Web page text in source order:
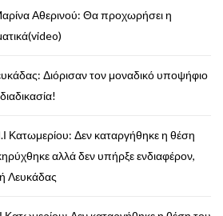
Αθερινού: Θα προχωρήσει η
Διόρισαν τον μοναδικό υποψήφιο
Κατωμερίου: Δεν καταργήθηκε η θέση
αλλά δεν υπήρξε ενδιαφέρον,
Λευκάδας